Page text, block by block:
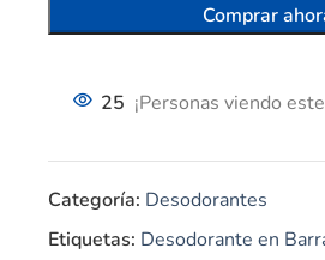
Comprar
25 ¡Personas viendo
Categoría: Desodorantes
Etiquetas: Desodorante en